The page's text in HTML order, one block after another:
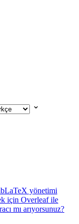
yönetimi
için Overleaf ile
mı arıyorsunuz?